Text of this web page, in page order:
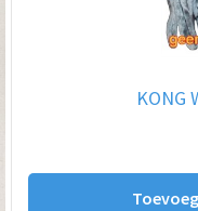
KONG